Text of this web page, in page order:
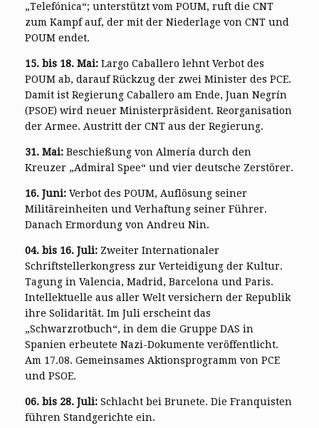
„Telefónica“; unterstützt vom POUM, ruft die CNT
zum Kampf auf, der mit der Niederlage von CNT und
POUM endet.
15. bis 18. Mai: Largo Caballero lehnt Verbot des
POUM ab, darauf Rückzug der zwei Minister des PCE.
Damit ist Regierung Caballero am Ende, Juan Negrín
(PSOE) wird neuer Ministerpräsident. Reorganisation
der Armee. Austritt der CNT aus der Regierung.
31. Mai: Beschießung von Almería durch den
Kreuzer „Admiral Spee“ und vier deutsche Zerstörer.
16. Juni: Verbot des POUM, Auflösung seiner
Militäreinheiten und Verhaftung seiner Führer.
Danach Ermordung von Andreu Nin.
04. bis 16. Juli: Zweiter Internationaler
Schriftstellerkongress zur Verteidigung der Kultur.
Tagung in Valencia, Madrid, Barcelona und Paris.
Intellektuelle aus aller Welt versichern der Republik
ihre Solidarität. Im Juli erscheint das
„Schwarzrotbuch“, in dem die Gruppe DAS in
Spanien erbeutete Nazi-Dokumente veröffentlicht.
Am 17.08. Gemeinsames Aktionsprogramm von PCE
und PSOE.
06. bis 28. Juli: Schlacht bei Brunete. Die Franquisten
führen Standgerichte ein.